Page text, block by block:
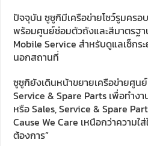
ปัจจุบัน ซูซูกิมีเครือข่ายโชว์รูมคร
พร้อมศูนย์ซ่อมตัวถังและสีมาตรฐ
Mobile Service สำหรับดูแลเช็กร
นอกสถานที่
ซูซูกิยังเดินหน้าขยายเครือข่ายศูน
Service & Spare Parts เพื่อทำง
หรือ Sales, Service & Spare
Cause We Care เหนือกว่าความใ
ต้องการ”